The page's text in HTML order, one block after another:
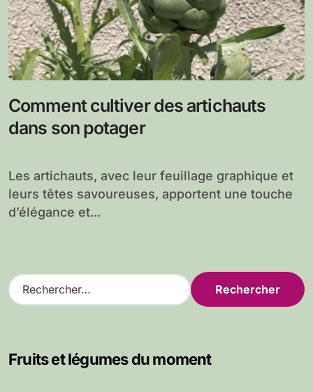
Comment cultiver des artichauts
dans son potager
Les artichauts, avec leur feuillage graphique et
leurs têtes savoureuses, apportent une touche
d’élégance et...
R
e
rFruits et légumes du moment